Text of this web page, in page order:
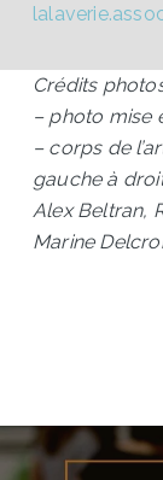
Crédits
– photo mise
– corps de
gauche à
Alex Beltran,
Marine